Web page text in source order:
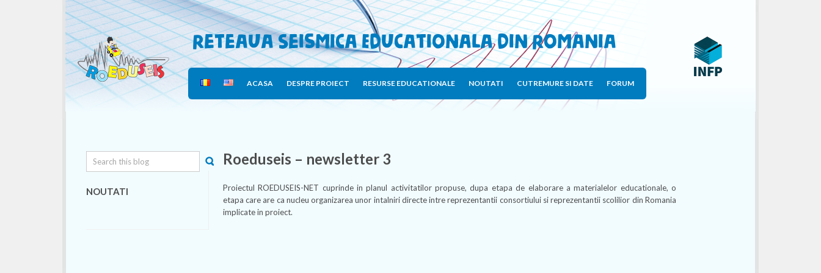
Reteaua Seismica Educationala din Romania
ACASA DESPRE PROIECT RESURSE EDUCATIONALE NOUTATI CUTREMURE SI DATE FORUM
Roeduseis – newsletter 3
Proiectul ROEDUSEIS-NET cuprinde in planul activitatilor propuse, dupa etapa de elaborare a materialelor educationale, o
etapa care are ca nucleu organizarea unor intalniri directe intre reprezentantii consortiului si reprezentantii scolilior din Romania
implicate in proiect.
NOUTATI